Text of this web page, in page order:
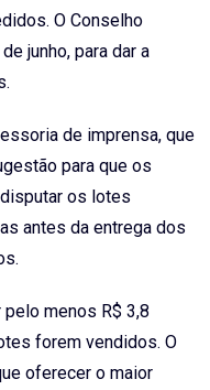
O Conselho
junho, para dar a
de imprensa, que
para que os
os lotes
antes da entrega dos
menos R$ 3,8
forem vendidos. O
oferecer o maior